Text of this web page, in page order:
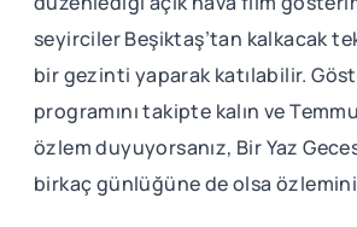
seyirciler Beşiktaş’tan kalkacak
bir gezinti yaparak katılabilir.
programını takipte kalın ve
özlem duyuyorsanız, Bir Yaz
birkaç günlüğüne de olsa